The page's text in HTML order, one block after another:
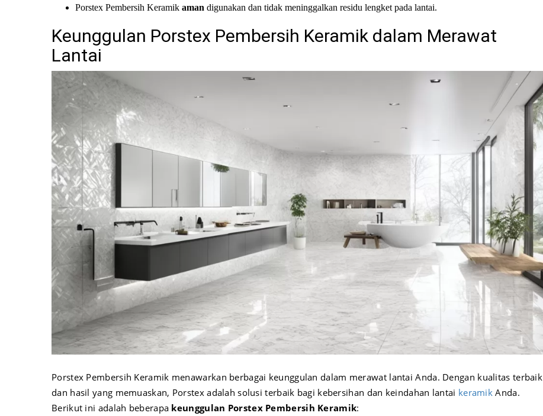
Porstex Pembersih Keramik aman digunakan dan tidak meninggalkan residu lengket pada lantai.
Keunggulan Porstex Pembersih Keramik dalam Merawat
Lantai
Porstex Pembersih Keramik menawarkan berbagai keunggulan dalam merawat lantai Anda. Dengan kualitas terbaik
dan hasil yang memuaskan, Porstex adalah solusi terbaik bagi kebersihan dan keindahan lantai keramik Anda.
Berikut ini adalah beberapa keunggulan Porstex Pembersih Keramik: